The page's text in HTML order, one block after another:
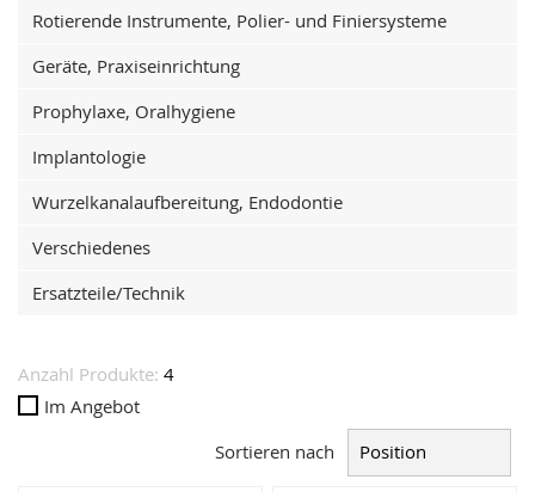
Anzahl Produkte: 4
Im Angebot
Sortieren nach
Rotierende Instrumente, Polier- und Finiersysteme
Geräte, Praxiseinrichtung
Prophylaxe, Oralhygiene
Implantologie
Wurzelkanalaufbereitung, Endodontie
Verschiedenes
Ersatzteile/Technik